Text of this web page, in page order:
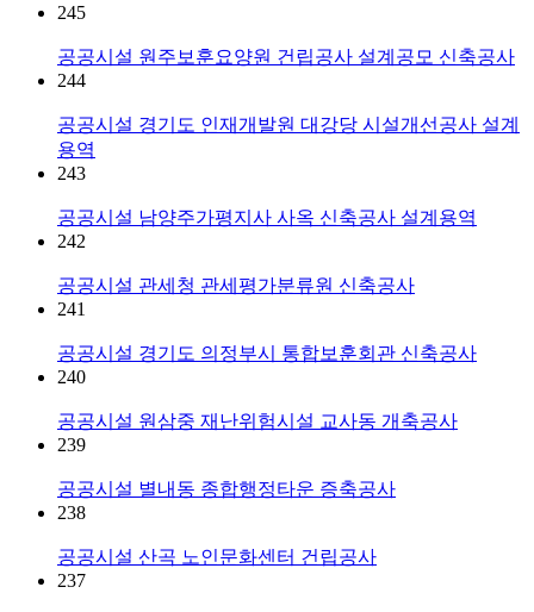
245
공공시설 원주보훈요양원 건립공사 설계공모 신축공사
244
공공시설 경기도 인재개발원 대강당 시설개선공사 설계
용역
243
공공시설 남양주가평지사 사옥 신축공사 설계용역
242
공공시설 관세청 관세평가분류원 신축공사
241
공공시설 경기도 의정부시 통합보훈회관 신축공사
240
공공시설 원삼중 재난위험시설 교사동 개축공사
239
공공시설 별내동 종합행정타운 증축공사
238
공공시설 산곡 노인문화센터 건립공사
237